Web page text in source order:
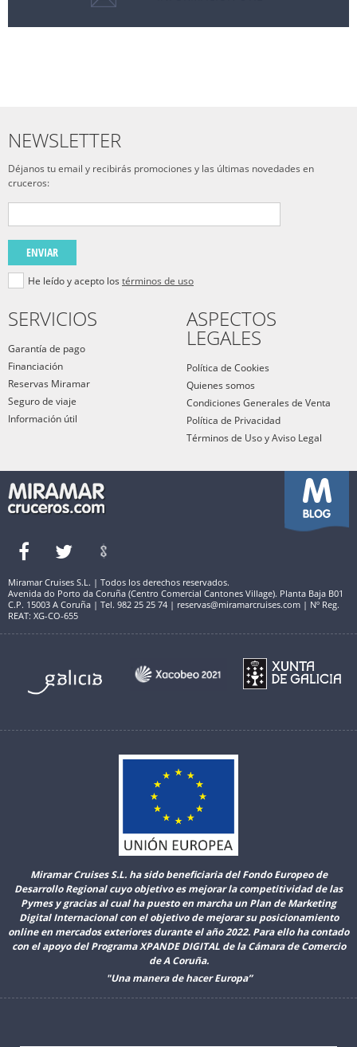
NEWSLETTER
Déjanos tu email y recibirás promociones y las últimas novedades en
cruceros:
ENVIAR
He leído y acepto los términos de uso
SERVICIOS
Garantía de pago
Financiación
Reservas Miramar
Seguro de viaje
Información útil
ASPECTOS
LEGALES
Política de Cookies
Quienes somos
Condiciones Generales de Venta
Política de Privacidad
Términos de Uso y Aviso Legal
Miramar Cruises S.L. | Todos los derechos reservados.
Avenida do Porto da Coruña (Centro Comercial Cantones Village). Planta Baja B01
C.P. 15003 A Coruña | Tel. 982 25 25 74 | reservas@miramarcruises.com | Nº Reg.
REAT: XG-CO-655
Miramar Cruises S.L. ha sido beneficiaria del Fondo Europeo de
Desarrollo Regional cuyo objetivo es mejorar la competitividad de las
Pymes y gracias al cual ha puesto en marcha un Plan de Marketing
Digital Internacional con el objetivo de mejorar su posicionamiento
online en mercados exteriores durante el año 2022. Para ello ha contado
con el apoyo del Programa XPANDE DIGITAL de la Cámara de Comercio
de A Coruña.
"Una manera de hacer Europa”